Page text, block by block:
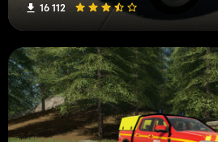
16 112